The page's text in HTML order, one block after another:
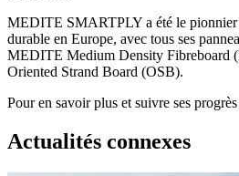
MEDITE SMARTPLY a été le pionnier
durable en Europe, avec tous ses
MEDITE Medium Density Fibreboard
Oriented Strand Board (OSB).
Pour en savoir plus et suivre ses progrès
Actualités connexes